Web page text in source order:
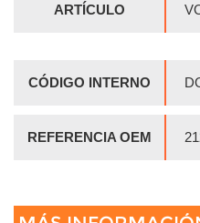
ARTÍCULO
CÓDIGO INTERNO
REFERENCIA OEM